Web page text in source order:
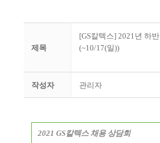
제목
[GS칼텍스] 2021년 하
(~10/17(일))
작성자 관리자
2021 GS칼텍스 채용 상담회